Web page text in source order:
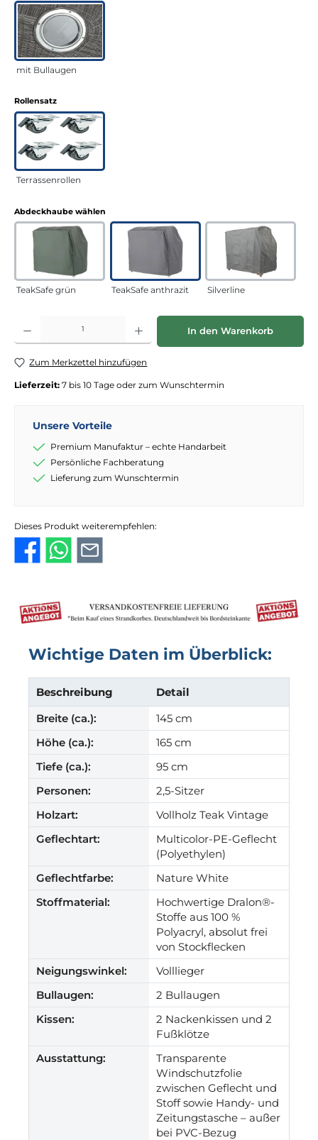
mit Bullaugen
Rollensatzauswählen
Terrassenrollen
Abdeckhaube wählen
TeakSafe grün TeakSafe anthrazit Silverline
Produkt Anzahl: Gib den gewünschten Wert ein oder benutze die
In den Warenkorb
Zum Merkzettel hinzufügen
Lieferzeit: 7 bis 10 Tage oder zum Wunschtermin
Unsere Vorteile
Premium Manufaktur – echte Handarbeit
Persönliche Fachberatung
Lieferung zum Wunschtermin
Dieses Produkt weiterempfehlen:
Wichtige Daten im Überblick:
Beschreibung
Detail
Breite (ca.):
145 cm
Höhe (ca.):
165 cm
Tiefe (ca.):
95 cm
Personen:
2,5-Sitzer
Holzart:
Vollholz Teak Vintage
Geflechtart:
Multicolor-PE-Geflecht
(Polyethylen)
Geflechtfarbe:
Nature White
Stoffmaterial:
Hochwertige Dralon®-
Stoffe aus 100 %
Polyacryl, absolut frei
von Stockflecken
Neigungswinkel:
Volllieger
Bullaugen:
2 Bullaugen
Kissen:
2 Nackenkissen und 2
Fußklötze
Ausstattung:
Transparente
Windschutzfolie
zwischen Geflecht und
Stoff sowie Handy- und
Zeitungstasche – außer
bei PVC-Bezug